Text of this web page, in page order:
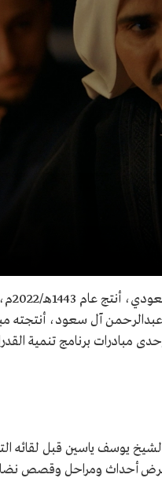
هو
آل سعود، أنتجته
مبادرات برنامج تنمية
يوسف ياسين قبل لقائه
عرض أحداث ومراحل وقصص